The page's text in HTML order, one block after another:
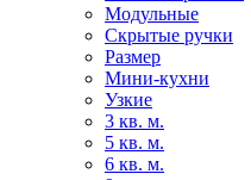
Модульные
Скрытые ручки
Размер
Мини-кухни
Узкие
3 кв. м.
5 кв. м.
6 кв. м.